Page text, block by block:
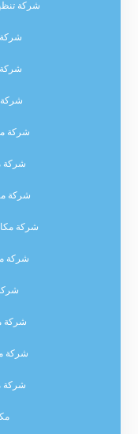
شركة
شركة
شركة
شركة
شركة
شركة
شركة
شركة
شركة
شركة
شركة